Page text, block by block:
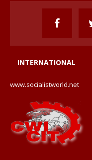
INTERNATIONAL
www.socialistworld.net